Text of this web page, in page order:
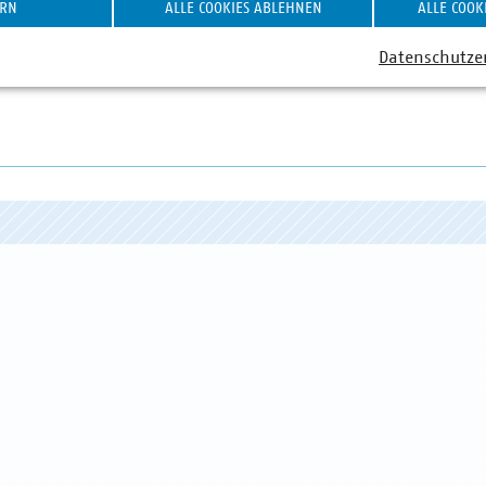
159243-12
ALLE COOKIES ABLEHNEN ALLE